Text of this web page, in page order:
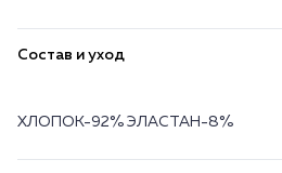
Состав и уход
ХЛОПОК-92% ЭЛАСТАН-8%